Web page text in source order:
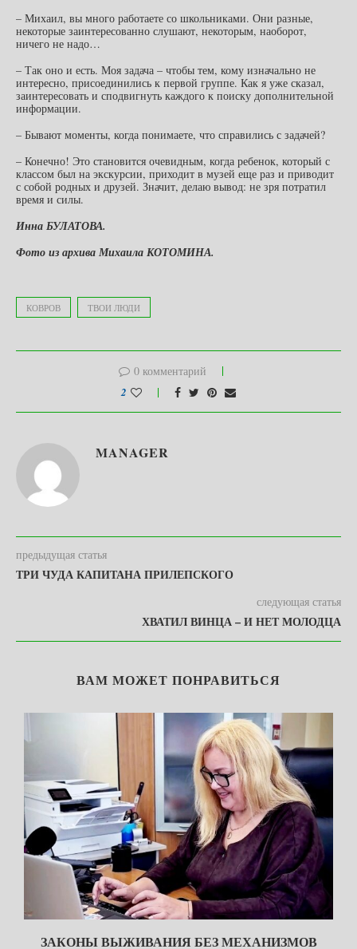
– Михаил, вы много работаете со школьниками. Они разные,
некоторые заинтересованно слушают, некоторым, наоборот,
ничего не надо…
– Так оно и есть. Моя задача – чтобы тем, кому изначально не
интересно, присоединились к первой группе. Как я уже сказал,
заинтересовать и сподвигнуть каждого к поиску дополнительной
информации.
– Бывают моменты, когда понимаете, что справились с задачей?
– Конечно! Это становится очевидным, когда ребенок, который с
классом был на экскурсии, приходит в музей еще раз и приводит
с собой родных и друзей. Значит, делаю вывод: не зря потратил
время и силы.
Инна БУЛАТОВА.
Фото из архива Михаила КОТОМИНА.
КОВРОВ ТВОИ ЛЮДИ
0 комментарий
2
MANAGER
предыдущая статья
ТРИ ЧУДА КАПИТАНА ПРИЛЕПСКОГО
следующая статья
ХВАТИЛ ВИНЦА – И НЕТ МОЛОДЦА
ВАМ МОЖЕТ ПОНРАВИТЬСЯ
ЗАКОНЫ ВЫЖИВАНИЯ БЕЗ МЕХАНИЗМОВ